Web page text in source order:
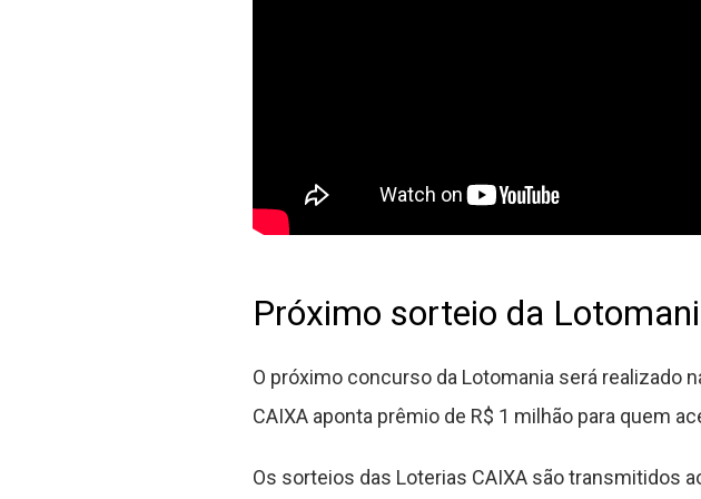
Próximo sorteio da
O próximo concurso da Lotomania será realizado
CAIXA aponta prêmio de R$ 1 milhão para quem
Os sorteios das Loterias CAIXA são transmitidos